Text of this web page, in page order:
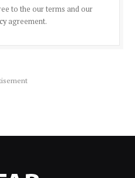
to the our terms and our
agreement.